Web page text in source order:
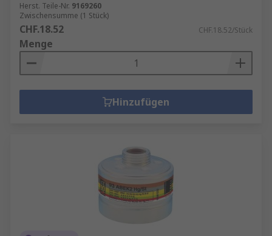
Herst. Teile-Nr. 9169260
Zwischensumme (1 Stück)
CHF.18.52 CHF.18.52/Stück
Menge
Hinzufügen